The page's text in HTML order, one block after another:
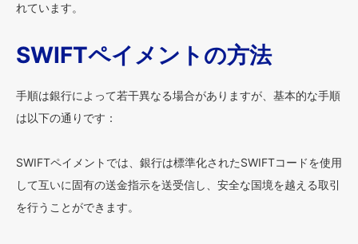
れています。
SWIFTペイメントの方法
手順は銀行によって若干異なる場合がありますが、基本的な手順
は以下の通りです：
SWIFTペイメントでは、銀行は標準化されたSWIFTコードを使用
して互いに固有の送金指示を送受信し、安全な国境を越える取引
を行うことができます。